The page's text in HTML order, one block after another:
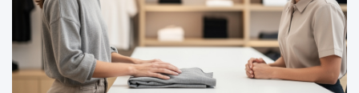
c
i
i